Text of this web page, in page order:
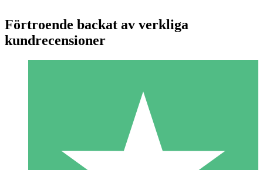
Individuella Kreditpaket
Betala per användning med nedladdningskrediter. Inget
Förtroende backat av verkliga
kundrecensioner